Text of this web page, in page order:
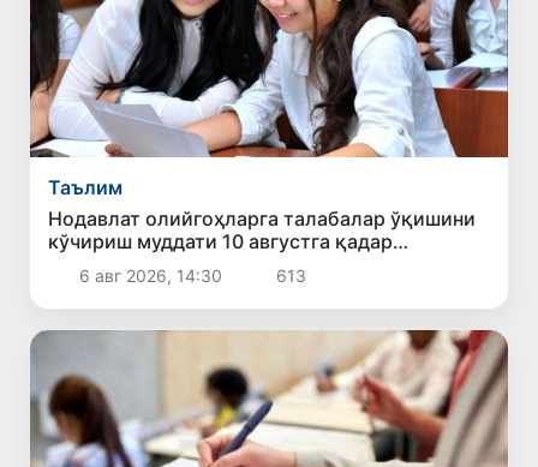
Таълим
Нодавлат олийгоҳларга талабалар ўқишини
кўчириш муддати 10 августга қадар
узайтирилди
6 авг 2026, 14:30 613